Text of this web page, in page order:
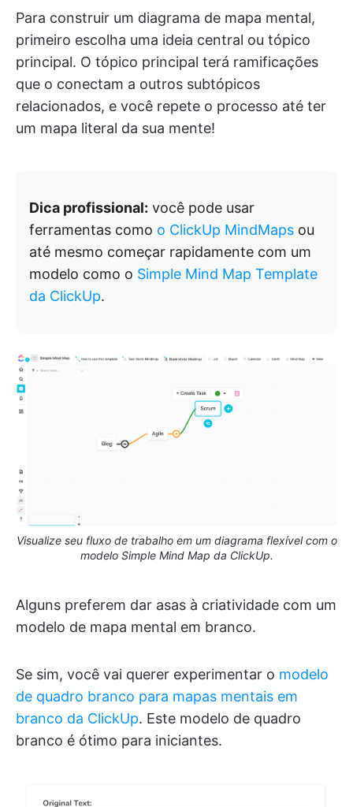
Para construir um diagrama de mapa mental,
primeiro escolha uma ideia central ou tópico
principal. O tópico principal terá ramificações
que o conectam a outros subtópicos
relacionados, e você repete o processo até ter
um mapa literal da sua mente!
Dica profissional: você pode usar
ferramentas como o ClickUp MindMaps ou
até mesmo começar rapidamente com um
modelo como o Simple Mind Map Template
da ClickUp.
Visualize seu fluxo de trabalho em um diagrama flexível com o
modelo Simple Mind Map da ClickUp.
Alguns preferem dar asas à criatividade com um
modelo de mapa mental em branco.
Se sim, você vai querer experimentar o modelo
de quadro branco para mapas mentais em
branco da ClickUp. Este modelo de quadro
branco é ótimo para iniciantes.